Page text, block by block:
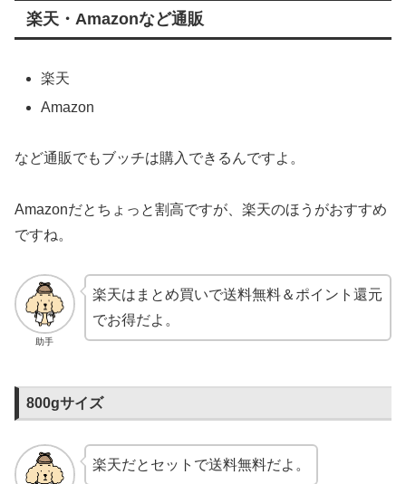
楽天・Amazonなど通販
楽天
Amazon
など通販でもブッチは購入できるんですよ。
Amazonだとちょっと割高ですが、楽天のほうがおすすめ
ですね。
助手
楽天はまとめ買いで送料無料＆ポイント還元
でお得だよ。
800gサイズ
楽天だとセットで送料無料だよ。